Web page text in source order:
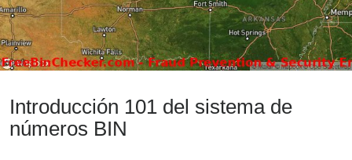
Introducción 101 del sistema de
números BIN